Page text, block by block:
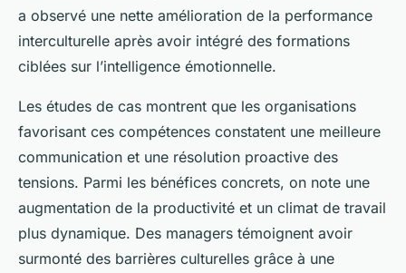
a observé une nette amélioration de la performance
interculturelle après avoir intégré des formations
ciblées sur l’intelligence émotionnelle.
Les études de cas montrent que les organisations
favorisant ces compétences constatent une meilleure
communication et une résolution proactive des
tensions. Parmi les bénéfices concrets, on note une
augmentation de la productivité et un climat de travail
plus dynamique. Des managers témoignent avoir
surmonté des barrières culturelles grâce à une